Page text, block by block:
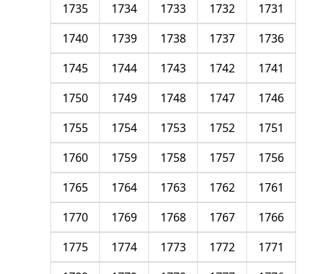
1731
1732
1733
1734
1735
1736
1737
1738
1739
1740
1741
1742
1743
1744
1745
1746
1747
1748
1749
1750
1751
1752
1753
1754
1755
1756
1757
1758
1759
1760
1761
1762
1763
1764
1765
1766
1767
1768
1769
1770
1771
1772
1773
1774
1775